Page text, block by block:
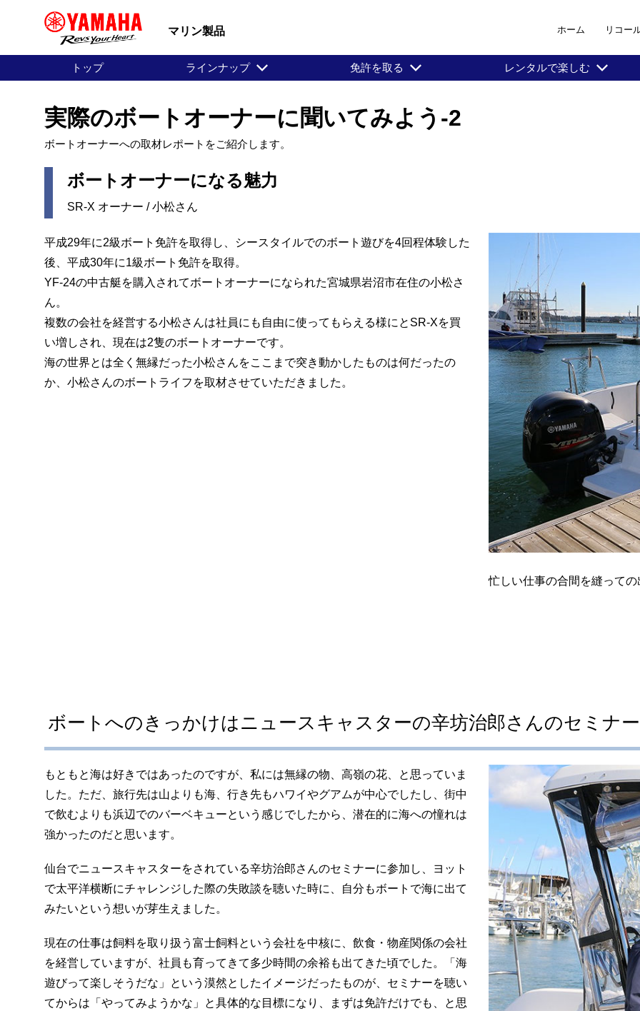
マリン製品 ホーム リコー
トップ ラインナップ 免許を取る レンタルで楽しむ
実際のボートオーナーに聞いてみよう-2
ボートオーナーへの取材レポートをご紹介します。
ボートオーナーになる魅力
SR-X オーナー / 小松さん
平成29年に2級ボート免許を取得し、シースタイルでのボート遊びを4回程体験した
後、平成30年に1級ボート免許を取得。
YF-24の中古艇を購入されてボートオーナーになられた宮城県岩沼市在住の小松さ
ん。
複数の会社を経営する小松さんは社員にも自由に使ってもらえる様にとSR-Xを買
い増しされ、現在は2隻のボートオーナーです。
海の世界とは全く無縁だった小松さんをここまで突き動かしたものは何だったの
か、小松さんのボートライフを取材させていただきました。
忙しい仕事の合間を縫って
ボートへのきっかけはニュースキャスターの辛坊治郎さんのセミナ
もともと海は好きではあったのですが、私には無縁の物、高嶺の花、と思っていま
した。ただ、旅行先は山よりも海、行き先もハワイやグアムが中心でしたし、街中
で飲むよりも浜辺でのバーベキューという感じでしたから、潜在的に海への憧れは
強かったのだと思います。
仙台でニュースキャスターをされている辛坊治郎さんのセミナーに参加し、ヨット
で太平洋横断にチャレンジした際の失敗談を聴いた時に、自分もボートで海に出て
みたいという想いが芽生えました。
現在の仕事は飼料を取り扱う富士飼料という会社を中核に、飲食・物産関係の会社
を経営していますが、社員も育ってきて多少時間の余裕も出てきた頃でした。「海
遊びって楽しそうだな」という漠然としたイメージだったものが、セミナーを聴い
てからは「やってみようかな」と具体的な目標になり、まずは免許だけでも、と思